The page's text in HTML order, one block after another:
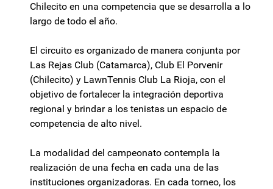
Chilecito en una competencia que se desarrolla a lo
largo de todo el año.
El circuito es organizado de manera conjunta por
Las Rejas Club (Catamarca), Club El Porvenir
(Chilecito) y LawnTennis Club La Rioja, con el
objetivo de fortalecer la integración deportiva
regional y brindar a los tenistas un espacio de
competencia de alto nivel.
La modalidad del campeonato contempla la
realización de una fecha en cada una de las
instituciones organizadoras. En cada torneo, los